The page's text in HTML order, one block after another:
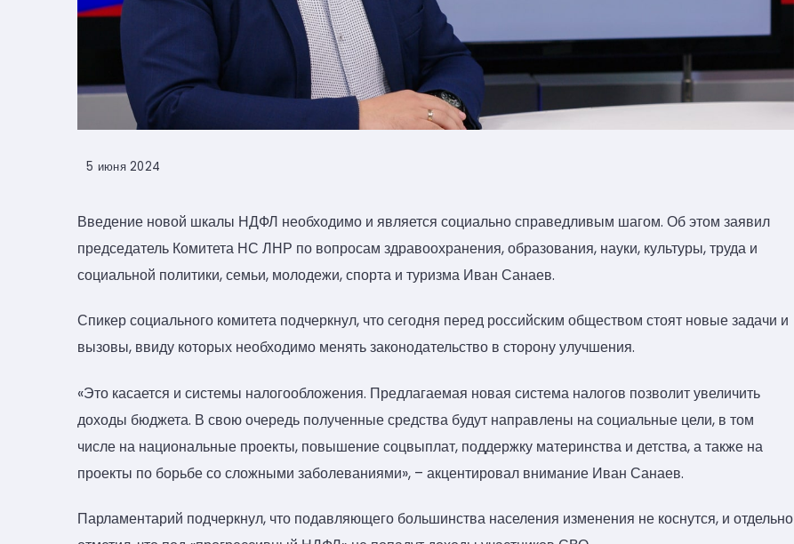
5 июня 2024
Введение новой шкалы НДФЛ необходимо и является социально справедливым шагом. Об этом заявил
председатель Комитета НС ЛНР по вопросам здравоохранения, образования, науки, культуры, труда и
социальной политики, семьи, молодежи, спорта и туризма Иван Санаев.
Спикер социального комитета подчеркнул, что сегодня перед российским обществом стоят новые задачи и
вызовы, ввиду которых необходимо менять законодательство в сторону улучшения.
«Это касается и системы налогообложения. Предлагаемая новая система налогов позволит увеличить
доходы бюджета. В свою очередь полученные средства будут направлены на социальные цели, в том
числе на национальные проекты, повышение соцвыплат, поддержку материнства и детства, а также на
проекты по борьбе со сложными заболеваниями», – акцентировал внимание Иван Санаев.
Парламентарий подчеркнул, что подавляющего большинства населения изменения не коснутся, и отдельно